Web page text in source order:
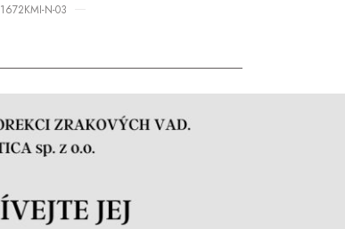
N-03